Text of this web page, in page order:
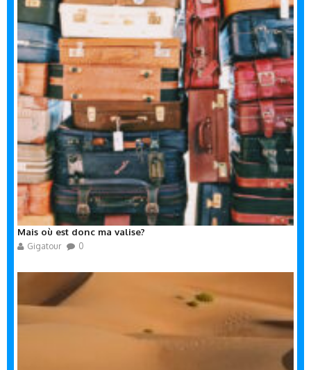
Mais où est donc ma valise?
Gigatour 0